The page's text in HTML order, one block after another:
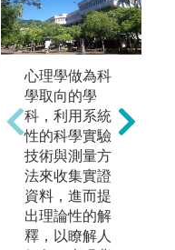
藉由理論概念
簡介，實作技
巧演練，家庭
作業或案例討
論等瞭解成人
與兒童臨床心
理治療之實
務。
心理學做為科
學取向的學
科，利用系統
性的科學實驗
技術與測量方
法來收集實證
資料，進而提
出理論性的解
釋，以瞭解人